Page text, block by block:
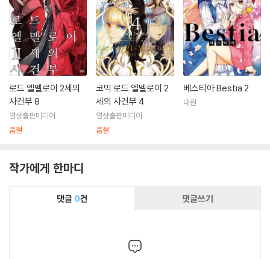
로드 엘멜로이 2세의
사건부 8
영상출판미디어
품절
코믹 로드 엘멜로이 2
세의 사건부 4
영상출판미디어
품절
베스티아 Bestia 2
대원
작가에게 한마디
댓글 0건 댓글쓰기